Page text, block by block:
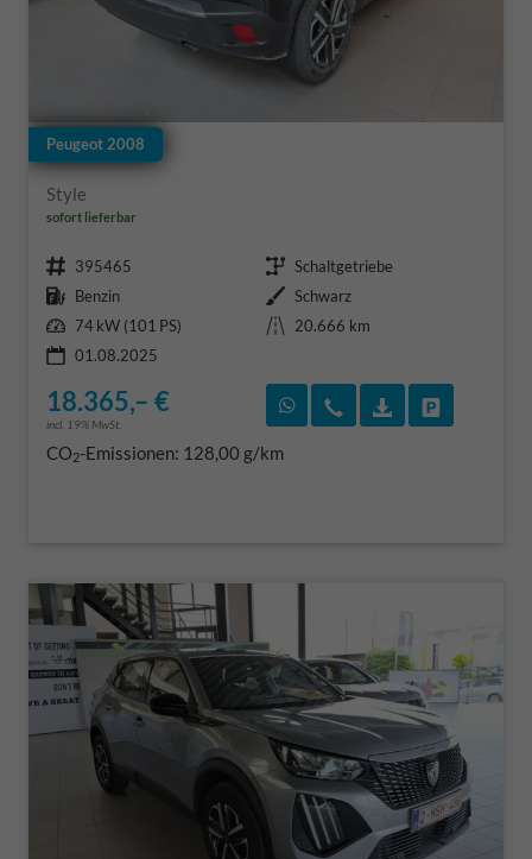
Peugeot 2008
Style
sofort lieferbar
Fahrzeugnr. 395465 Getriebe Schaltgetriebe
Kraftstoff Benzin Außenfarbe Schwarz
Leistung 74 kW (101 PS) Kilometerstand
20.666 km
01.08.2025
18.365,– €
incl. 19% MwSt.
Rückruf vereinbaren
Wir rufen Sie an
CO2-Emissionen: 128,00 g/km